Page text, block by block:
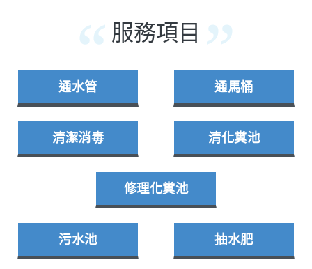
服務項目
通水管 通馬桶
清潔消毒 清化糞池
修理化糞池
污水池 抽水肥